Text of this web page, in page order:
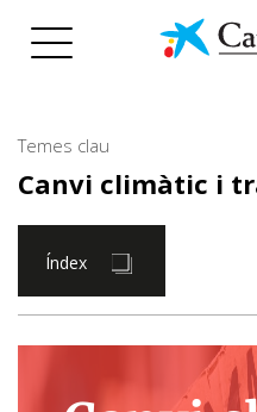
Temes clau
Canvi climàtic i
Índex